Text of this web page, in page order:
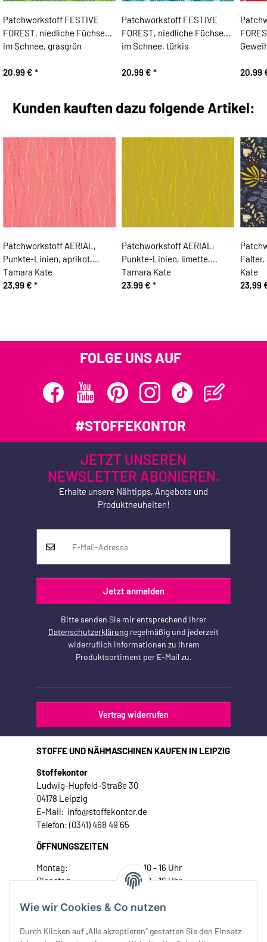
Wie wir Cookies & Co nutzen
Durch Klicken auf „Alle akzeptieren“ gestatten Sie den Einsatz
Patchworkstoff FESTIVE
FOREST, niedliche Füchse
im Schnee, grasgrün
20,99 € *
Patchworkstoff FESTIVE
FOREST, niedliche Füchse
im Schnee, türkis
20,99 € * 20,99
Kunden kauften dazu folgende Artikel:
Patchworkstoff AERIAL,
Punkte-Linien, aprikot,
Tamara Kate
23,99 € *
Patchworkstoff AERIAL,
Punkte-Linien, limette,
Tamara Kate
23,99 € *
Kate
23,99
FOLGE UNS AUF
#STOFFEKONTOR
JETZT UNSEREN
NEWSLETTER ABONIEREN.
Erhalte unsere Nähtipps, Angebote und
Produktneuheiten!
Jetzt anmelden
Bitte senden Sie mir entsprechend Ihrer
Datenschutzerklärung regelmäßig und jederzeit
widerruflich Informationen zu Ihrem
Produktsortiment per E-Mail zu.
Vertrag widerrufen
STOFFE UND NÄHMASCHINEN KAUFEN IN LEIPZIG
Stoffekontor
Ludwig-Hupfeld-Straße 30
04178 Leipzig
E-Mail: info@stoffekontor.de
Telefon: (0341) 468 49 65
ÖFFNUNGSZEITEN
Montag:
10 - 16 Uhr
Dienstag:
10 - 16 Uhr
Donnerstag:
10 - 18 Uhr
Samstag:
10 - 14 Uhr